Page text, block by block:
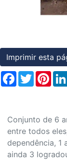
Jurídica
Imprimir esta
Facebook
Twitter
Conjunto de 6
entre todos
dependência, 1
ainda 3